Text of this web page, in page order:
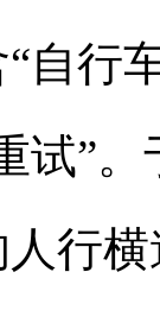
自行
试”
人行